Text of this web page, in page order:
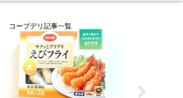
コープデリ記事一覧